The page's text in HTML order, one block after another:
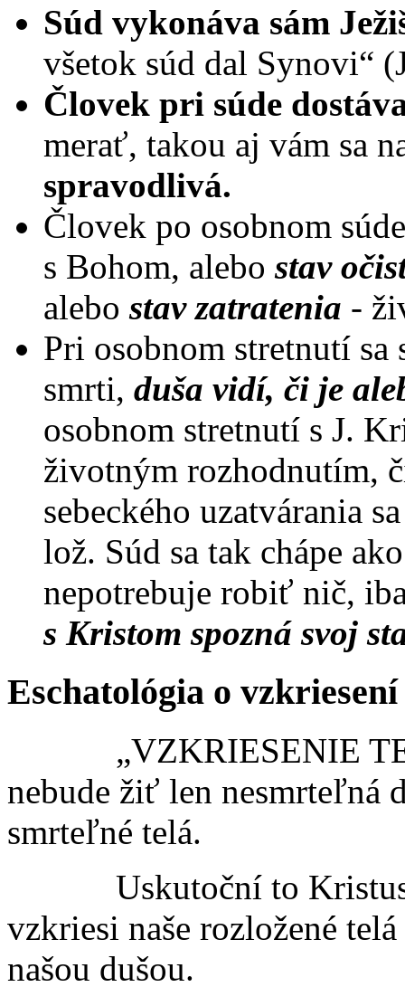
Súd vykonáva sám
všetok súd dal Synovi“
Človek pri súde
merať, takou aj vám sa
spravodlivá.
Človek po osobnom
s Bohom, alebostav
alebostav zatratenia -
Pri osobnom stretnutí sa
smrti, duša vidí, či je
osobnom stretnutí s J.
životným rozhodnutím,
sebeckého uzatvárania
lož. Súd sa tak chápe
nepotrebuje robiť nič,
s Kristom spozná svoj
Eschatológia o
„VZKRIESENIE
nebude žiť len nesmrteľná
smrteľné telá.
Uskutoční to Kristus
vzkriesi naše rozložené
našou dušou.